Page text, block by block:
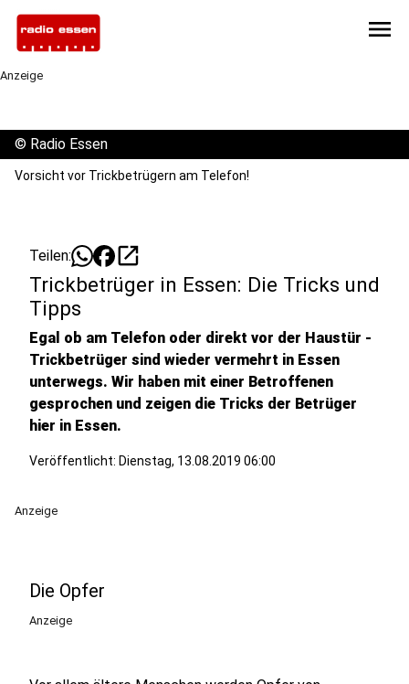
menu
Anzeige
© Radio Essen
Vorsicht vor Trickbetrügern am Telefon!
Teilen: open_in_new
Trickbetrüger in Essen: Die Tricks und
Tipps
Egal ob am Telefon oder direkt vor der Haustür -
Trickbetrüger sind wieder vermehrt in Essen
unterwegs. Wir haben mit einer Betroffenen
gesprochen und zeigen die Tricks der Betrüger
hier in Essen.
Veröffentlicht: Dienstag, 13.08.2019 06:00
Anzeige
Die Opfer
Anzeige